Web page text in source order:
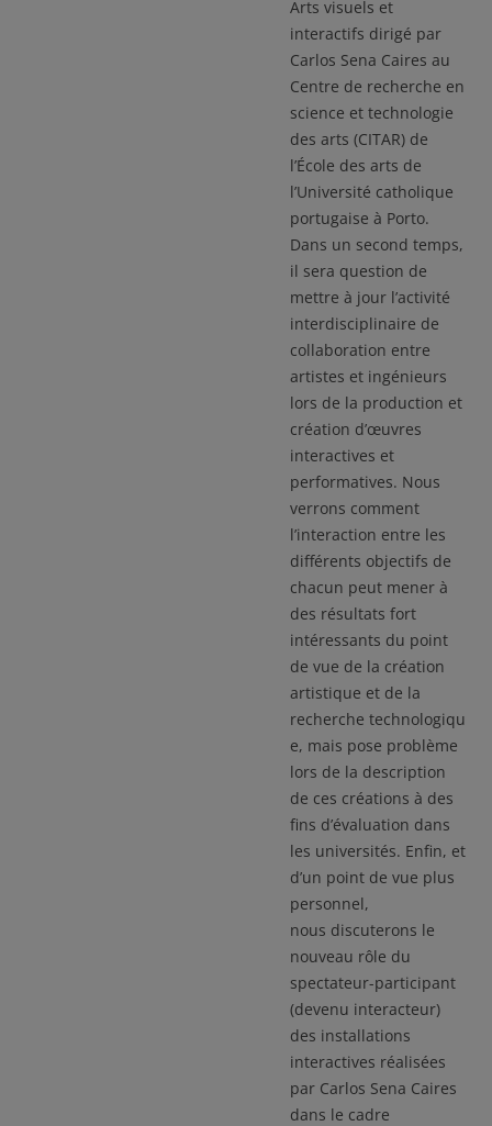
Arts visuels et
interactifs dirigé par
Carlos Sena Caires au
Centre de recherche en
science et technologie
des arts (CITAR) de
l’École des arts de
l’Université catholique
portugaise à Porto.
Dans un second temps,
il sera question de
mettre à jour l’activité
interdisciplinaire de
collaboration entre
artistes et ingénieurs
lors de la production et
création d’œuvres
interactives et
performatives. Nous
verrons comment
l’interaction entre les
différents objectifs de
chacun peut mener à
des résultats fort
intéressants du point
de vue de la création
artistique et de la
recherche technologiqu
e, mais pose problème
lors de la description
de ces créations à des
fins d’évaluation dans
les universités. Enfin, et
d’un point de vue plus
personnel,
nous discuterons le
nouveau rôle du
spectateur-participant
(devenu interacteur)
des installations
interactives réalisées
par Carlos Sena Caires
dans le cadre